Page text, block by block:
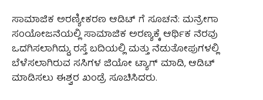
ಸಾಮಾಜಿಕ ಅರಣ್ಯೀಕರಣ ಆಡಿಟ್ ಗೆ ಸೂಚನೆ: ಮನ್ರೇಗಾ
ಸಂಯೋಜನೆಯಲ್ಲಿ ಸಾಮಾಜಿಕ ಅರಣ್ಯಕ್ಕೆ ಆರ್ಥಿಕ ನೆರವು
ಒದಗಿಸಲಾಗಿದ್ದು, ರಸ್ತೆ ಬದಿಯಲ್ಲಿ ಮತ್ತು ನೆಡುತೋಪುಗಳಲ್ಲಿ
ಬೆಳೆಸಲಾಗಿರುವ ಸಸಿಗಳ ಜಿಯೋ ಟ್ಯಾಗ್ ಮಾಡಿ, ಆಡಿಟ್
ಮಾಡಿಸಲು ಈಶ್ವರ ಖಂಡ್ರೆ ಸೂಚಿಸಿದರು.